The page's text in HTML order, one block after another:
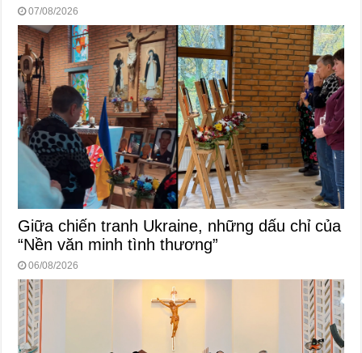
07/08/2026
Giữa chiến tranh Ukraine, những dấu chỉ của
“Nền văn minh tình thương”
06/08/2026